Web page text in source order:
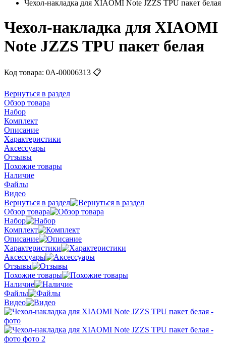
Чехол-накладка для XIAOMI Note JZZS TPU пакет белая
Чехол-накладка для XIAOMI
Note JZZS TPU пакет белая
Код товара: 0А-00006313 📋
Вернуться в раздел
Обзор товара
Набор
Комплект
Описание
Характеристики
Аксессуары
Отзывы
Похожие товары
Наличие
Файлы
Видео
Вернуться в раздел
Обзор товара
Набор
Комплект
Описание
Характеристики
Аксессуары
Отзывы
Похожие товары
Наличие
Файлы
Видео